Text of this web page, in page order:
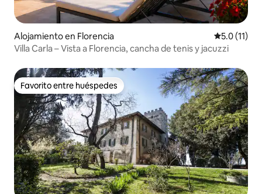
Alojamiento en Florencia Calificación
5.0 (11)
Villa Carla – Vista a Florencia, cancha de tenis y jacuzzi
Favorito entre huéspedes
Favorito entre huéspedes